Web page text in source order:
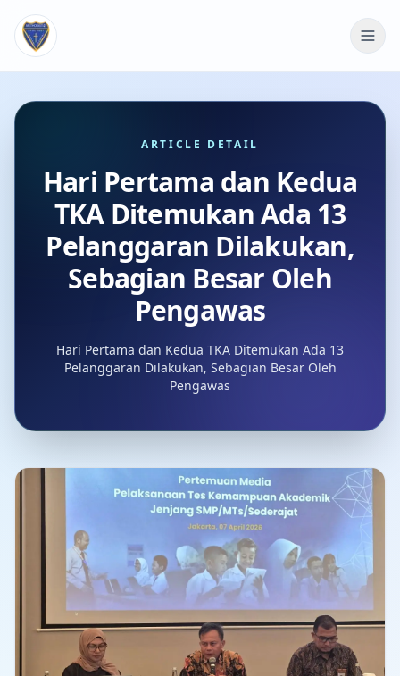
ARTICLE DETAIL
Hari Pertama dan Kedua
TKA Ditemukan Ada 13
Pelanggaran Dilakukan,
Sebagian Besar Oleh
Pengawas
Hari Pertama dan Kedua TKA Ditemukan Ada 13
Pelanggaran Dilakukan, Sebagian Besar Oleh
Pengawas